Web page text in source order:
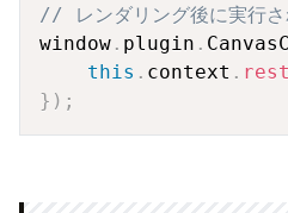
// レンダリング後に実行さ
window . plugin .
this . context .
} ) ;